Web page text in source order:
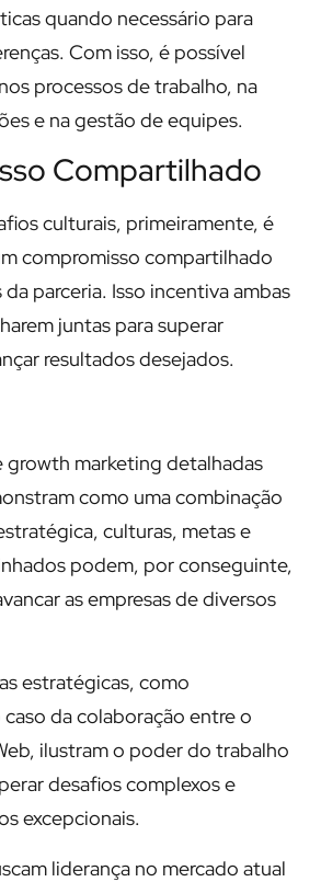
quando necessário para
Com isso, é possível
processos de trabalho, na
e na gestão de equipes.
Compartilhado
culturais, primeiramente, é
compromisso compartilhado
parceria. Isso incentiva ambas
juntas para superar
resultados desejados.
growth marketing detalhadas
como uma combinação
culturas, metas e
podem, por conseguinte,
as empresas de diversos
estratégicas, como
da colaboração entre o
ilustram o poder do trabalho
desafios complexos e
excepcionais.
liderança no mercado atual